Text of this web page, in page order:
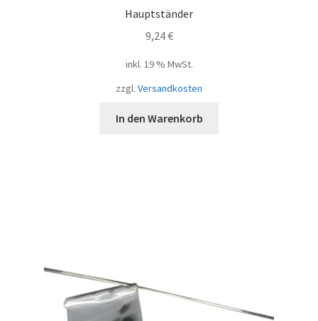
Hauptständer
9,24€
inkl. 19 % MwSt.
zzgl. Versandkosten
In den Warenkorb